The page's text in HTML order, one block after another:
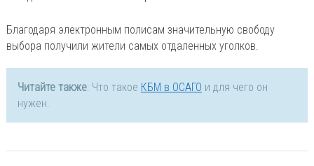
Благодаря электронным полисам значительную свободу
выбора получили жители самых отдаленных уголков.
Читайте также: Что такое КБМ в ОСАГО и для чего он
нужен.